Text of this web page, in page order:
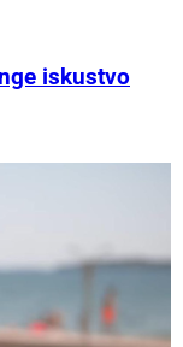
iskustvo